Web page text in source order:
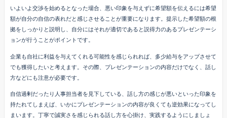
いよいよ交渉を始めるとなった場合、悪い印象を与えずに希望額を伝えるには希望
額が自分の自信の表れだと感じさせることが重要になります。提示した希望額の根
拠をしっかりと説明し、自分にはそれが適切であると説得力のあるプレゼンテーシ
ョンが行うことがポイントです。
企業も自社に利益を与えてくれる可能性を感じられれば、多少給与をアップさせて
でも獲得したいと考えます。その際、プレゼンテーションの内容だけでなく、話し
方などにも注意が必要です。
自信過剰だったり人事担当者を見下している、話し方の感じが悪いといった印象を
持たれてしまえば、いかにプレゼンテーションの内容が良くても逆効果になってし
まいます。丁寧で誠実さを感じられる話し方を心掛け、実践するようにしましょ